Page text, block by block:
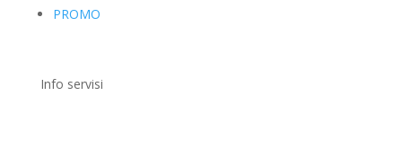
PROMO
Info servisi